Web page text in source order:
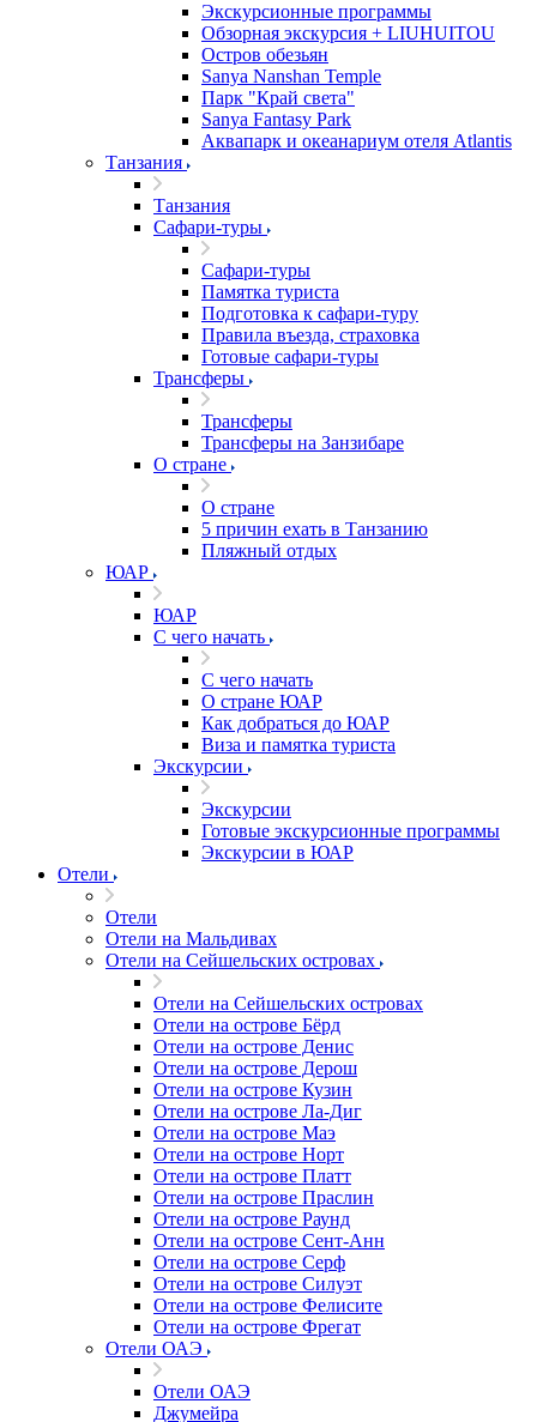
Экскурсионные программы
Обзорная экскурсия + LIUHUITOU
Остров обезьян
Sanya Nanshan Temple
Парк "Край света"
Sanya Fantasy Park
Аквапарк и океанариум отеля Atlantis
Танзания
Танзания
Сафари-туры
Сафари-туры
Памятка туриста
Подготовка к сафари-туру
Правила въезда, страховка
Готовые сафари-туры
Трансферы
Трансферы
Трансферы на Занзибаре
О стране
О стране
5 причин ехать в Танзанию
Пляжный отдых
ЮАР
ЮАР
С чего начать
С чего начать
О стране ЮАР
Как добраться до ЮАР
Виза и памятка туриста
Экскурсии
Экскурсии
Готовые экскурсионные программы
Экскурсии в ЮАР
Отели
Отели
Отели на Мальдивах
Отели на Сейшельских островах
Отели на Сейшельских островах
Отели на острове Бёрд
Отели на острове Денис
Отели на острове Дерош
Отели на острове Кузин
Отели на острове Ла-Диг
Отели на острове Маэ
Отели на острове Норт
Отели на острове Платт
Отели на острове Праслин
Отели на острове Раунд
Отели на острове Сент-Анн
Отели на острове Серф
Отели на острове Силуэт
Отели на острове Фелисите
Отели на острове Фрегат
Отели ОАЭ
Отели ОАЭ
Джумейра